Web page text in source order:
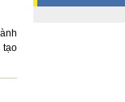
tạo